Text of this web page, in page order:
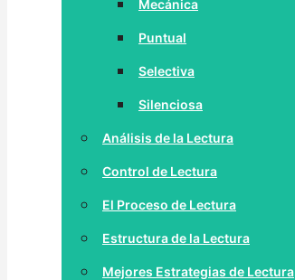
Mecánica
Puntual
Selectiva
Silenciosa
Análisis de la Lectura
Control de Lectura
El Proceso de Lectura
Estructura de la Lectura
Mejores Estrategias de Lectura